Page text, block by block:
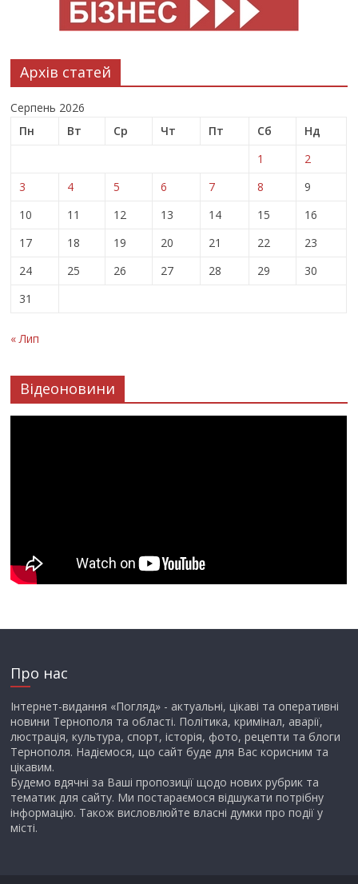
Архів статей
Серпень 2026
Пн
Вт Ср Чт Пт Сб
Нд
1
2
3
4 5 6 7 8
9
10
11 12 13 14 15
16
17
18 19 20 21 22
23
24
25 26 27 28 29
30
31
« Лип
Відеоновини
Про нас
Інтернет-видання «Погляд» - актуальні, цікаві та оперативні
новини Тернополя та області. Політика, кримінал, аварії,
люстрація, культура, спорт, історія, фото, рецепти та блоги
Тернополя. Надіємося, що сайт буде для Вас корисним та
цікавим.
Будемо вдячні за Ваші пропозиції щодо нових рубрик та
тематик для сайту. Ми постараємося відшукати потрібну
інформацію. Також висловлюйте власні думки про події у
місті.